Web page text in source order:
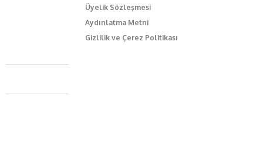
Üyelik Sözleşmesi
Aydınlatma Metni
Gizlilik ve Çerez Politikası
Caferağa Mah. Dr. Şakir Paşa Sok. No3/A Kadıköy İstanbul
+90 543 345 46 00